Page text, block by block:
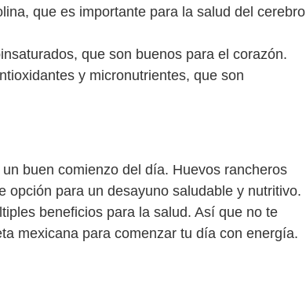
que es importante para la salud del cerebro
que son buenos para el corazón.
y micronutrientes, que son
buen comienzo del día. Huevos rancheros
opción para un desayuno saludable y nutritivo.
beneficios para la salud. Así que no te
mexicana para comenzar tu día con energía.